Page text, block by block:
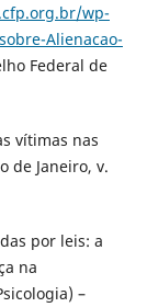
wp-
Alienacao-
Federal de
vítimas nas
de Janeiro, v.
por leis: a
na
–